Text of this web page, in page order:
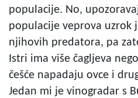
populacije. No,
populacije veprova uzrok
njihovih predatora, pa
Istri ima više čagljeva
češće napadaju ovce i
Jedan mi je vinogradar s